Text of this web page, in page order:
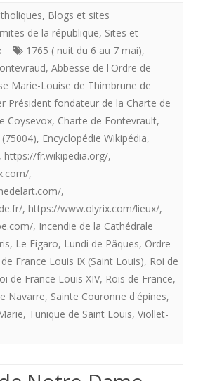
, Blogs et sites
de la république, Sites et
1765 ( nuit du 6 au 7 mai),
, Abbesse de l'Ordre de
Marie-Louise de Thimbrune de
Président fondateur de la Charte de
Coysevox, Charte de Fontevrault,
, Encyclopédie Wikipédia,
, https://fr.wikipedia.org/,
,
,
, https://www.olyrix.com/lieux/,
, Incendie de la Cathédrale
, Le Figaro, Lundi de Pâques, Ordre
de France Louis IX (Saint Louis), Roi de
de France Louis XIV, Rois de France,
Navarre, Sainte Couronne d'épines,
, Tunique de Saint Louis, Viollet-